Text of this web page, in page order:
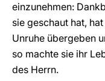
einzunehmen:
sie geschaut hat,
Unruhe übergeben
so machte sie ihr
des Herrn.